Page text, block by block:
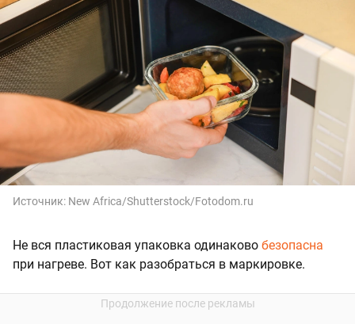
Источник: New Africa/Shutterstock/Fotodom.ru
Не вся пластиковая упаковка одинаково безопасна
при нагреве. Вот как разобраться в маркировке.